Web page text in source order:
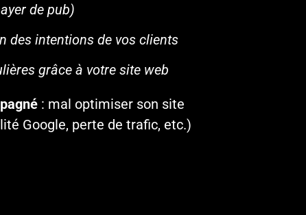
de pub)
des intentions de vos clients
grâce à votre site web
: mal optimiser son site
Google, perte de trafic, etc.)